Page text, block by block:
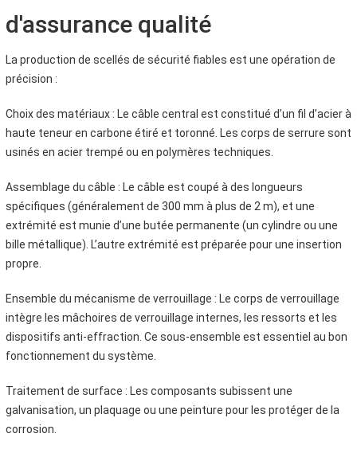
d'assurance qualité
La production de scellés de sécurité fiables est une opération de
précision :
Choix des matériaux : Le câble central est constitué d’un fil d’acier à
haute teneur en carbone étiré et toronné. Les corps de serrure sont
usinés en acier trempé ou en polymères techniques.
Assemblage du câble : Le câble est coupé à des longueurs
spécifiques (généralement de 300 mm à plus de 2 m), et une
extrémité est munie d’une butée permanente (un cylindre ou une
bille métallique). L’autre extrémité est préparée pour une insertion
propre.
Ensemble du mécanisme de verrouillage : Le corps de verrouillage
intègre les mâchoires de verrouillage internes, les ressorts et les
dispositifs anti-effraction. Ce sous-ensemble est essentiel au bon
fonctionnement du système.
Traitement de surface : Les composants subissent une
galvanisation, un plaquage ou une peinture pour les protéger de la
corrosion.